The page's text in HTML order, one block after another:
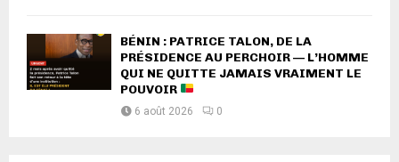
BÉNIN : PATRICE TALON, DE LA
PRÉSIDENCE AU PERCHOIR — L’HOMME
QUI NE QUITTE JAMAIS VRAIMENT LE
POUVOIR
6 août 2026 0